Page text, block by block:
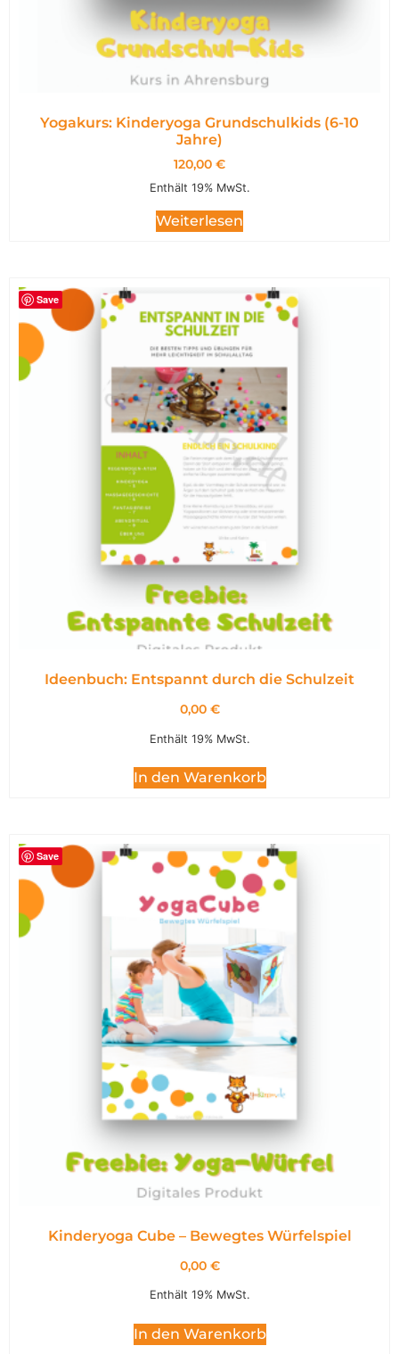
Yogakurs: Kinderyoga Grundschulkids (6-10
Jahre)
120,00 €
Enthält 19% MwSt.
Weiterlesen
Save
Ideenbuch: Entspannt durch die Schulzeit
0,00 €
Enthält 19% MwSt.
In den Warenkorb
Save
Kinderyoga Cube – Bewegtes Würfelspiel
0,00 €
Enthält 19% MwSt.
In den Warenkorb